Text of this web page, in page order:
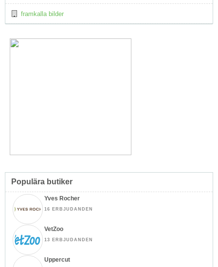
framkalla bilder
Populära butiker
Yves Rocher
16 ERBJUDANDEN
VetZoo
13 ERBJUDANDEN
Uppercut